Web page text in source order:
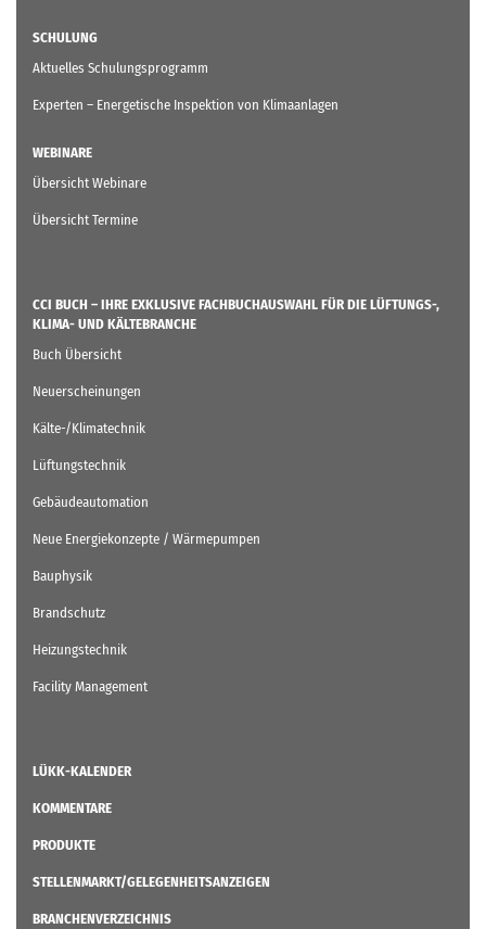
SCHULUNG
Aktuelles Schulungsprogramm
Experten – Energetische Inspektion von Klimaanlagen
WEBINARE
Übersicht Webinare
Übersicht Termine
CCI BUCH – IHRE EXKLUSIVE FACHBUCHAUSWAHL FÜR DIE LÜFTUNGS-,
KLIMA- UND KÄLTEBRANCHE
Buch Übersicht
Neuerscheinungen
Kälte-/Klimatechnik
Lüftungstechnik
Gebäudeautomation
Neue Energiekonzepte / Wärmepumpen
Bauphysik
Brandschutz
Heizungstechnik
Facility Management
LÜKK-KALENDER
KOMMENTARE
PRODUKTE
STELLENMARKT/GELEGENHEITSANZEIGEN
BRANCHENVERZEICHNIS